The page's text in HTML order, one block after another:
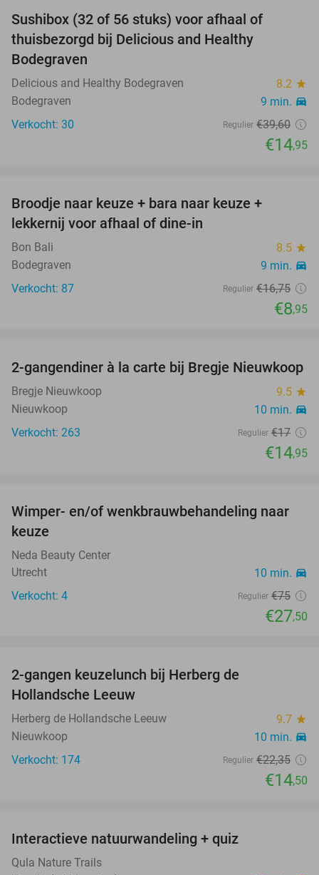
Sushibox (32 of 56 stuks) voor afhaal of
thuisbezorgd bij Delicious and Healthy
Bodegraven
Delicious and Healthy Bodegraven 8.2 star
Bodegraven 9 min. directions_car
Verkocht: 30 Regulier €39,60
€14,95
Broodje naar keuze + bara naar keuze +
lekkernij voor afhaal of dine-in
Bon Bali 8.5 star
Bodegraven 9 min. directions_car
Verkocht: 87 Regulier €16,75
€8,95
12%
2-gangendiner à la carte bij Bregje Nieuwkoop
Bregje Nieuwkoop 9.5 star
Nieuwkoop 10 min. directions_car
Verkocht: 263 Regulier €17
€14,95
63%
Wimper- en/of wenkbrauwbehandeling naar
keuze
Neda Beauty Center
Utrecht
10 min. directions_car
Verkocht: 4 Regulier €75
€27,50
2-gangen keuzelunch bij Herberg de
Hollandsche Leeuw
Herberg de Hollandsche Leeuw 9.7 star
Nieuwkoop 10 min. directions_car
Verkocht: 174 Regulier €22,35
€14,50
Interactieve natuurwandeling + quiz
Qula Nature Trails